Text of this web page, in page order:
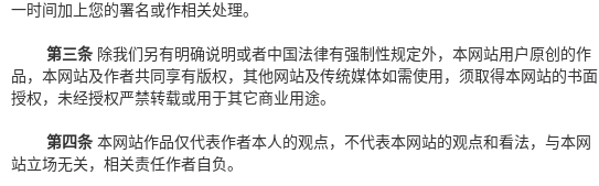
一时间加上您的署名或作相关处理。
第三条 除我们另有明确说明或者中国法律有强制性规定外，本网站用户原创的作
品，本网站及作者共同享有版权，其他网站及传统媒体如需使用，须取得本网站的书面
授权，未经授权严禁转载或用于其它商业用途。
第四条 本网站作品仅代表作者本人的观点，不代表本网站的观点和看法，与本网
站立场无关，相关责任作者自负。